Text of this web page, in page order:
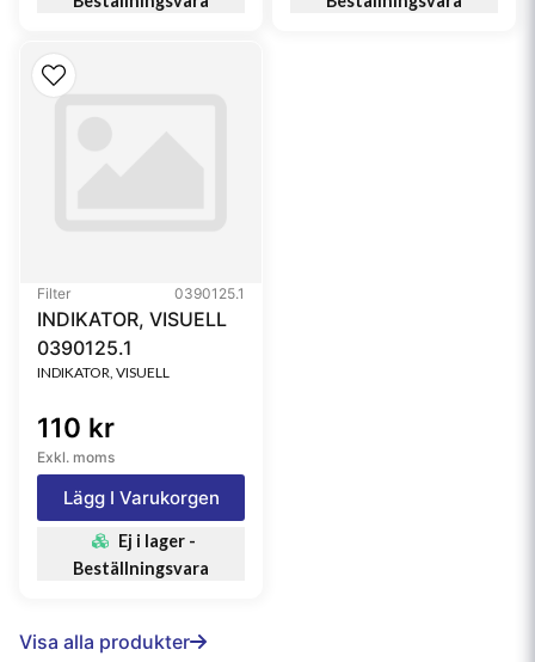
Filter 0390125.1
INDIKATOR, VISUELL
0390125.1
INDIKATOR, VISUELL
110 kr
Exkl. moms
Lägg I Varukorgen
Ej i lager -
Beställningsvara
Visa alla produkter